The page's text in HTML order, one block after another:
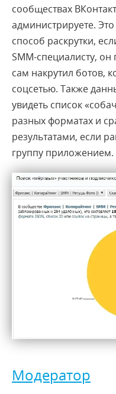
сообществах
администрируете.
способ раскрутки,
SMM-специалисту,
сам накрутил ботов,
соцсетью. Также
увидеть список
разных форматах и
результатами, если
группу приложением.
Модератор